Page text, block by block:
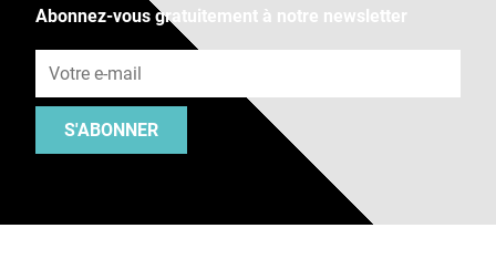
Abonnez-vous gratuitement à notre newsletter
S'ABONNER